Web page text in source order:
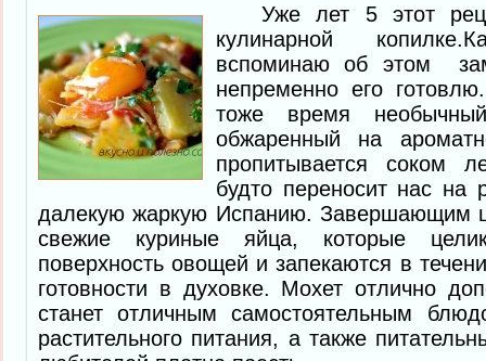
Уже лет 5 этот
кулинарной
вспоминаю об этом
непременно его
тоже время
обжаренный на
пропитывается соком
будто переносит нас
далекую жаркую Испанию. Завершающим
свежие куриные яйца, которые
поверхность овощей и запекаются в
готовности в духовке. Мохет отлично
станет отличным самостоятельным
растительного питания, а также